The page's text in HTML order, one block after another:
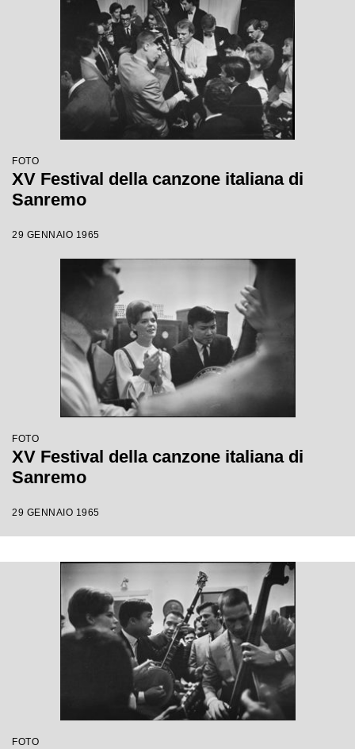
FOTO
XV Festival della canzone italiana di
Sanremo
29 GENNAIO 1965
FOTO
XV Festival della canzone italiana di
Sanremo
29 GENNAIO 1965
FOTO